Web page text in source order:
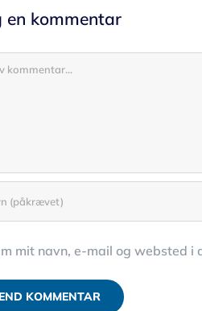
en kommentar
mit navn, e-mail og websted